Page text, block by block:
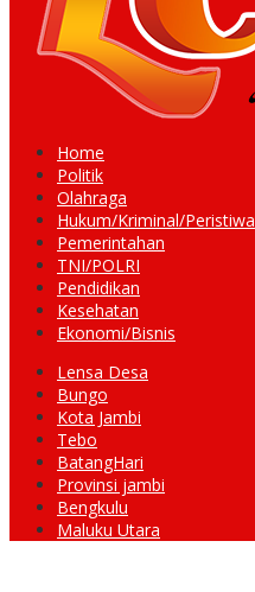
Home
Politik
Olahraga
Hukum/Kriminal/Peristiwa
Pemerintahan
TNI/POLRI
Pendidikan
Kesehatan
Ekonomi/Bisnis
Lensa Desa
Bungo
Kota Jambi
Tebo
BatangHari
Provinsi jambi
Bengkulu
Maluku Utara